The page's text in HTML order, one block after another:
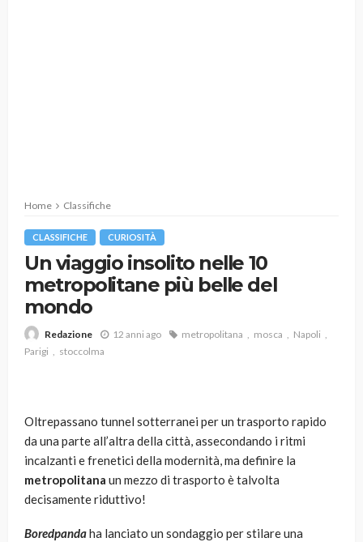
Home Classifiche
CLASSIFICHE CURIOSITÀ
Un viaggio insolito nelle 10
metropolitane più belle del
mondo
Redazione 12 anni ago metropolitana mosca
Napoli
Parigi
stoccolma
Oltrepassano tunnel sotterranei per un trasporto rapido
da una parte all’altra della città, assecondando i ritmi
incalzanti e frenetici della modernità, ma definire la
metropolitana un mezzo di trasporto è talvolta
decisamente riduttivo!
Boredpandaha lanciato un sondaggio per stilare una